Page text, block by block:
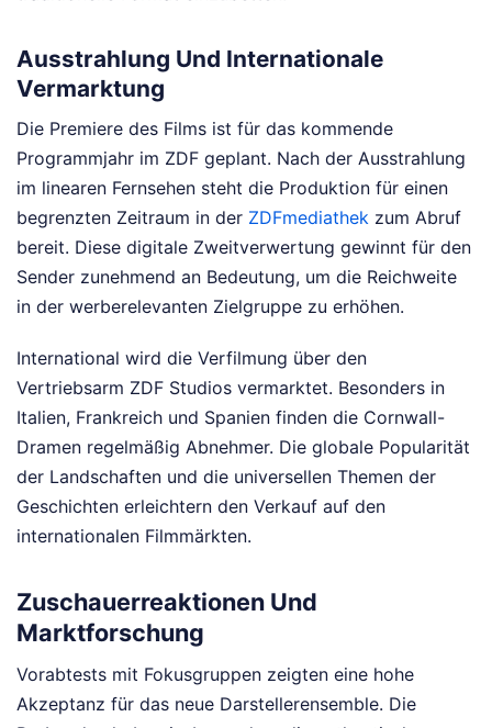
Ausstrahlung Und Internationale
Vermarktung
Die Premiere des Films ist für das kommende
Programmjahr im ZDF geplant. Nach der Ausstrahlung
im linearen Fernsehen steht die Produktion für einen
begrenzten Zeitraum in der ZDFmediathek zum Abruf
bereit. Diese digitale Zweitverwertung gewinnt für den
Sender zunehmend an Bedeutung, um die Reichweite
in der werberelevanten Zielgruppe zu erhöhen.
International wird die Verfilmung über den
Vertriebsarm ZDF Studios vermarktet. Besonders in
Italien, Frankreich und Spanien finden die Cornwall-
Dramen regelmäßig Abnehmer. Die globale Popularität
der Landschaften und die universellen Themen der
Geschichten erleichtern den Verkauf auf den
internationalen Filmmärkten.
Zuschauerreaktionen Und
Marktforschung
Vorabtests mit Fokusgruppen zeigten eine hohe
Akzeptanz für das neue Darstellerensemble. Die